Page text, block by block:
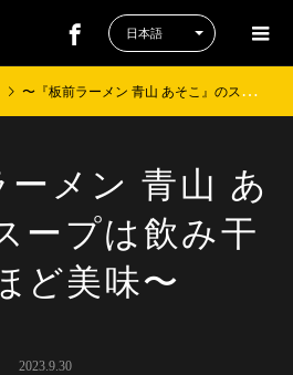
〜『板前ラーメン 青山 あそこ』のスープは飲み干せるほど美味〜
ーメン 青山 あ
ープは飲み干
ど美味〜
2023.9.30